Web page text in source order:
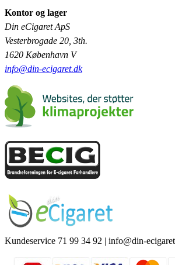
Kontor og lager
Din eCigaret ApS
Vesterbrogade 20, 3th.
1620 København V
info@din-ecigaret.dk
Kundeservice 71 99 34 92 | info@din-